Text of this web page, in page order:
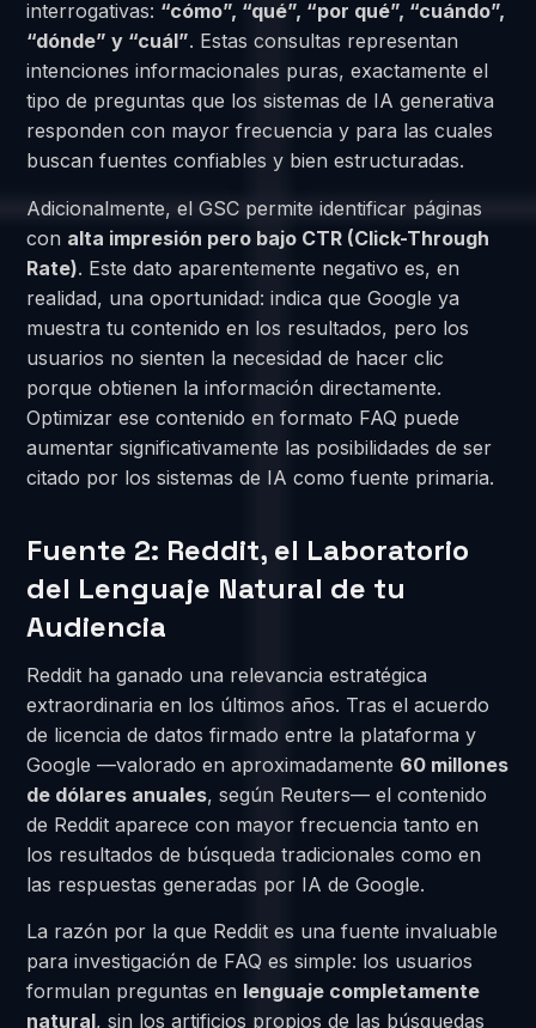
interrogativas: “cómo”, “qué”, “por qué”, “cuándo”,
“dónde” y “cuál”. Estas consultas representan
intenciones informacionales puras, exactamente el
tipo de preguntas que los sistemas de IA generativa
responden con mayor frecuencia y para las cuales
buscan fuentes confiables y bien estructuradas.
Adicionalmente, el GSC permite identificar páginas
con alta impresión pero bajo CTR (Click-Through
Rate). Este dato aparentemente negativo es, en
realidad, una oportunidad: indica que Google ya
muestra tu contenido en los resultados, pero los
usuarios no sienten la necesidad de hacer clic
porque obtienen la información directamente.
Optimizar ese contenido en formato FAQ puede
aumentar significativamente las posibilidades de ser
citado por los sistemas de IA como fuente primaria.
Fuente 2: Reddit, el Laboratorio
del Lenguaje Natural de tu
Audiencia
Reddit ha ganado una relevancia estratégica
extraordinaria en los últimos años. Tras el acuerdo
de licencia de datos firmado entre la plataforma y
Google —valorado en aproximadamente 60 millones
de dólares anuales, según Reuters— el contenido
de Reddit aparece con mayor frecuencia tanto en
los resultados de búsqueda tradicionales como en
las respuestas generadas por IA de Google.
La razón por la que Reddit es una fuente invaluable
para investigación de FAQ es simple: los usuarios
formulan preguntas en lenguaje completamente
natural, sin los artificios propios de las búsquedas